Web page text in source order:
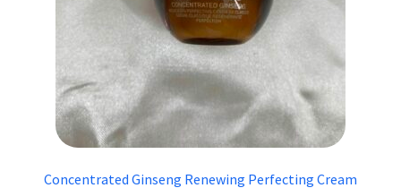
Concentrated Ginseng Renewing Perfecting Cream